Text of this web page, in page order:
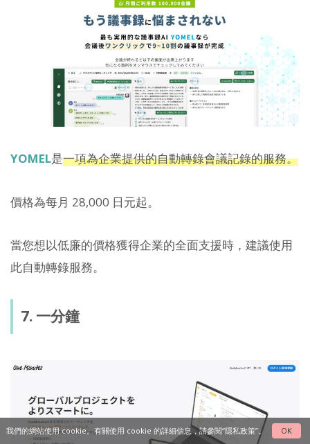
YOMEL是一項為企業提供的自動轉錄會議記錄的服務。
價格為每月 28,000 日元起。
當您想以低廉的價格獲得企業的全面支援時，建議使用
此自動轉錄服務。
7. 一分鐘
我們的網站使用 cookie。有關使用 cookie 的詳細信息，請參閱“隱私政策”。 OK